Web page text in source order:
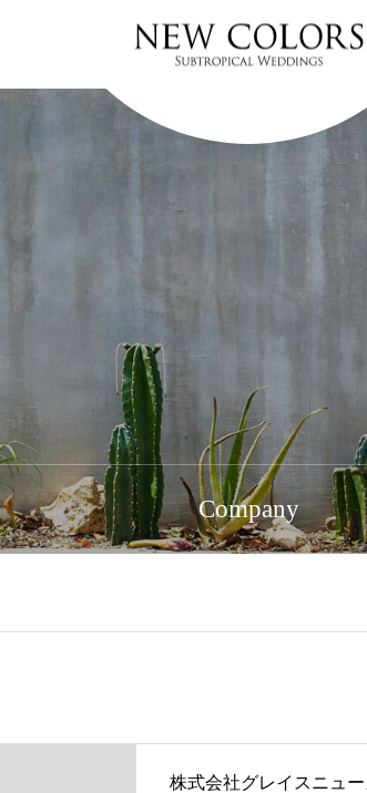
Company
株式会社グレイスニュ